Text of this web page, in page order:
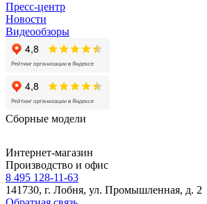
Пресс-центр
Новости
Видеообзоры
Сборные модели
Интернет-магазин
Производство и офис
8 495 128-11-63
141730, г. Лобня, ул. Промышленная, д. 2